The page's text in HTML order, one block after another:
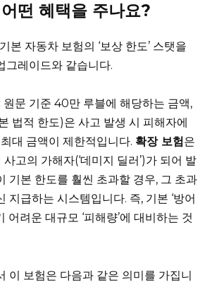
떤 혜택을 주나요?
본 자동차 보험의 ‘보상 한도’ 스탯을
그레이드와 같습니다.
원문 기준 40만 루블에 해당하는 금액,
법적 한도)은 사고 발생 시 피해자에
대 금액이 제한적입니다. 확장 보험 은
사고의 가해자(‘데미지 딜러’)가 되어 발
기본 한도를 훨씬 초과할 경우, 그 초과
지급하는 시스템입니다. 즉, 기본 ‘방어
어려운 대규모 ‘피해량’에 대비하는 것
이 보험은 다음과 같은 의미를 가집니